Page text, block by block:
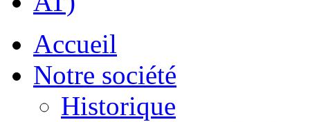
Accueil
Notre société
Historique